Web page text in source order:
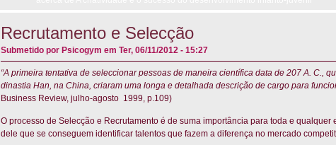
Recrutamento e Selecção
Submetido por Psicogym em Ter, 06/11/2012 - 15:27
“A primeira tentativa de seleccionar pessoas de maneira científica data de 207 A. C.,
dinastia Han, na China, criaram uma longa e detalhada descrição de cargo para
Business Review, julho-agosto 1999, p.109)
O processo de Selecção e Recrutamento é de suma importância para toda e qualquer
dele que se conseguem identificar talentos que fazem a diferença no mercado